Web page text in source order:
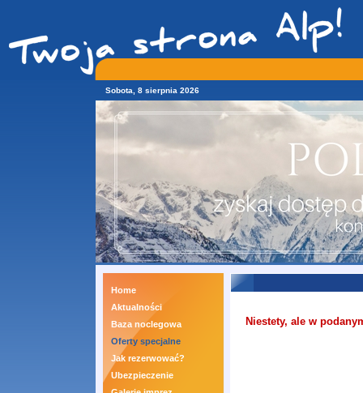
Sobota, 8 sierpnia 2026
Home
Aktualności
Baza noclegowa
Oferty specjalne
Jak rezerwować?
Ubezpieczenie
Niestety, ale w